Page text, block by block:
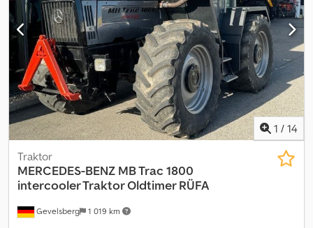
servostyring, skyvedør, spoiler, tilhengerkobling,
1 / 14
Gevelsberg 1 019 km
Traktor
MERCEDES-BENZ MB Trac 1800
intercooler Traktor Oldtimer RÜFA